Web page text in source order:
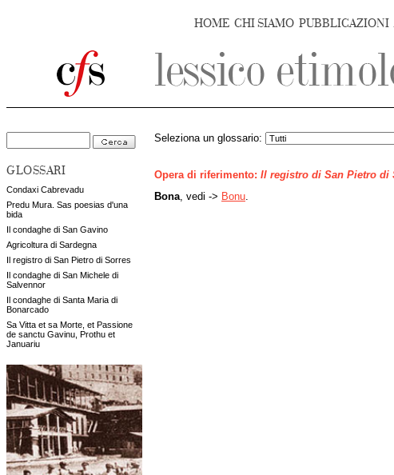
HOME CHI SIAMO PUBBLICAZIONI
GLOSSARI
Condaxi Cabrevadu
Predu Mura. Sas poesias d'una
bida
Il condaghe di San Gavino
Agricoltura di Sardegna
Il registro di San Pietro di Sorres
Il condaghe di San Michele di
Salvennor
Il condaghe di Santa Maria di
Bonarcado
Sa Vitta et sa Morte, et Passione
de sanctu Gavinu, Prothu et
Januariu
Seleziona un glossario:
Opera di riferimento: Il registro di San Pietro di
Bona , vedi -> Bonu